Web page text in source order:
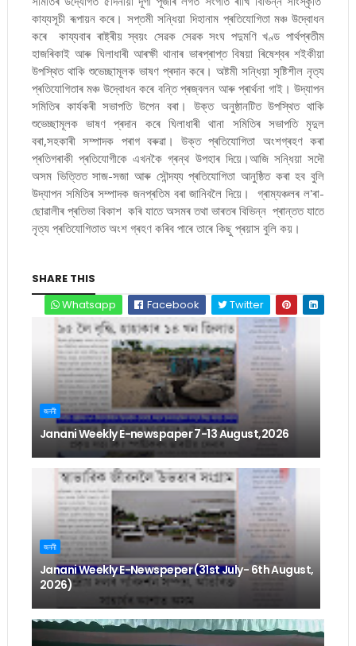
কায্যসূচী ৰূপায়ন কৰে। সপ্তমী সন্ধিয়া দিহানাম প্ৰতিযোগিতা মঞ্চ উদ্বোধন
কৰে কায্যবাৰ ৰাষ্ট্ৰীয় স্বয়ং সেৱক সেৱক সংঘ পদুমণি খণ্ড পাৰ্থপ্ৰতীম
হাজৰিকাই আৰু ঘিলাধাৰী আৰক্ষী থানাৰ ভাৰপ্ৰাপ্ত বিষয়া ৰিষেশ্বৰ শইকীয়া
উপস্থিত থাকি শুভেচ্ছামূলক ভাষণ প্ৰদান কৰে। অষ্টমী সন্ধিয়া সৃষ্টিশীল নৃত্য
প্ৰতিযোগিতাৰ মঞ্চ উদ্বোধন কৰে বন্তি প্ৰজ্বলন আৰু প্ৰাৰ্থনা গাই। উদ্‌যাপন
সমিতিৰ কাৰ্যকৰী সভাপতি উপেন বৰা। উক্ত অনুষ্ঠানটিত উপস্থিত থাকি
শুভেচ্ছামূলক ভাষণ প্ৰদান কৰে ঘিলাধাৰী থানা সমিতিৰ সভাপতি মৃদুল
বৰা,সহকাৰী সম্পাদক পৰাগ বৰুৱা। উক্ত প্ৰতিযোগিতা অংশগ্ৰহণ কৰা
প্ৰতিগৰাকী প্ৰতিযোগীকে এখনকৈ গ্ৰন্থ উপহাৰ দিয়ে।আজি সন্ধিয়া সদৌ
অসম ভিত্তিত সাজ-সজা আৰু সৌন্দয্য প্ৰতিযোগিতা আনুষ্ঠিত কৰা হব বুলি
উদ্‌যাপন সমিতিৰ সম্পাদক জনপ্ৰতিম বৰা জানিবলৈ দিয়ে। গ্ৰাম্যঞ্চলৰ ল'ৰা-
ছোৱালীৰ প্ৰতিভা বিকাশ কৰি যাতে অসমৰ তথা ভাৰতৰ বিভিন্ন প্ৰান্তত যাতে
নৃত্য প্ৰতিযোগিতাত অংশ গ্ৰহণ কৰিব পাৰে তাৰে কিছু প্ৰয়াস বুলি কয়।
SHARE THIS
Whatsapp
Facebook Twitter
জননী
Janani Weekly E-newspaper 7-13 August,2026
জননী
Janani Weekly E-Newspeper (31st July- 6th August,
2026)